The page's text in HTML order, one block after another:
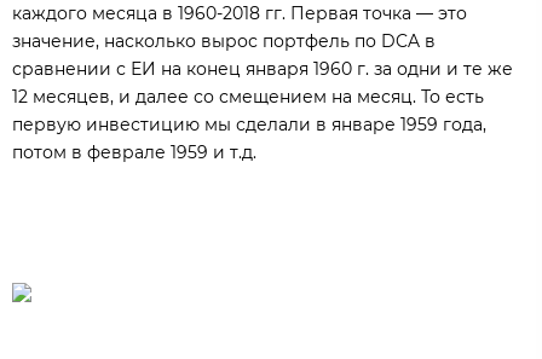
каждого месяца в 1960-2018 гг. Первая точка — это
значение, насколько вырос портфель по DCA в
сравнении с ЕИ на конец января 1960 г. за одни и те же
12 месяцев, и далее со смещением на месяц. То есть
первую инвестицию мы сделали в январе 1959 года,
потом в феврале 1959 и т.д.